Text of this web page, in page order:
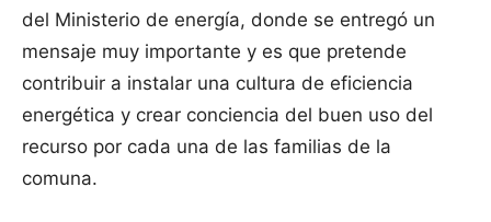
del Ministerio de energía, donde se entregó un
mensaje muy importante y es que pretende
contribuir a instalar una cultura de eficiencia
energética y crear conciencia del buen uso del
recurso por cada una de las familias de la
comuna.